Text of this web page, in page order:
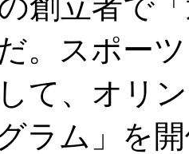
。スポー
て、オリ
ラム」を